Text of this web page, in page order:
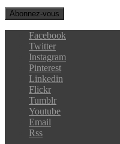
Facebook
Twitter
Instagram
Pinterest
Linkedin
Flickr
Tumblr
Youtube
Email
Rss